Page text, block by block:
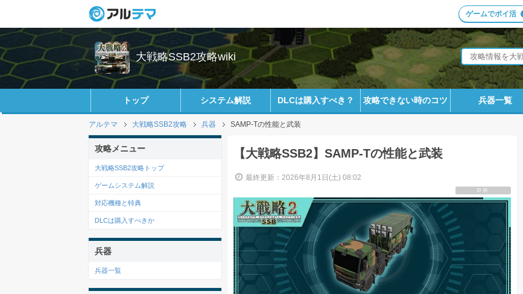
ゲームでポイ活
大戦略SSB2攻略wiki
トップ システム解説 DLCは購入すべき？ 攻略できない時のコツ 兵器一覧
アルテマ 大戦略SSB2攻略 兵器 SAMP-Tの性能と武装
【大戦略SSB2】SAMP-Tの性能と武装
最終更新：2026年8月1日(土) 08:02
PR
攻略メニュー
大戦略SSB2攻略トップ
ゲームシステム解説
対応機種と特典
DLCは購入すべきか
兵器
兵器一覧